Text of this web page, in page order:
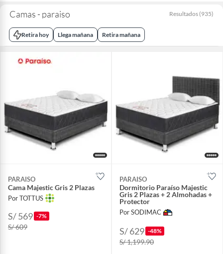
Camas - paraiso Resultados (935)
Retira hoy Llega mañana Retira mañana
PARAISO
Cama Majestic Gris 2 Plazas
Por TOTTUS
S/ 569 -7%
S/ 609
PARAISO
Dormitorio Paraíso Majestic
Gris 2 Plazas + 2 Almohadas +
Protector
Por SODIMAC
S/ 629 -48%
S/ 1,199.90